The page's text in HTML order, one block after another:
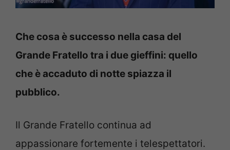
Che cosa è successo nella casa del
Grande Fratello tra i due gieffini: quello
che è accaduto di notte spiazza il
pubblico.
Il Grande Fratello continua ad
appassionare fortemente i telespettatori.